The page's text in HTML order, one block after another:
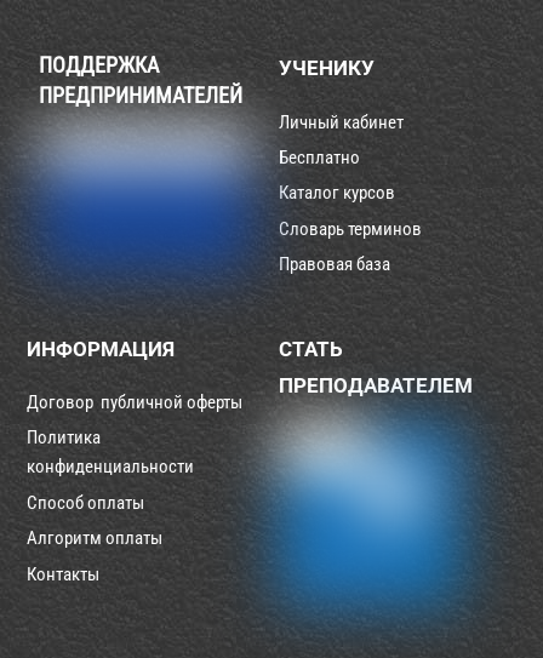
ПОДДЕРЖКА
ПРЕДПРИНИМАТЕЛЕЙ
УЧЕНИКУ
Личный кабинет
Бесплатно
Каталог курсов
Словарь терминов
Правовая база
ИНФОРМАЦИЯ
Договор публичной оферты
Политика
конфиденциальности
Способ оплаты
Алгоритм оплаты
Контакты
СТАТЬ
ПРЕПОДАВАТЕЛЕМ